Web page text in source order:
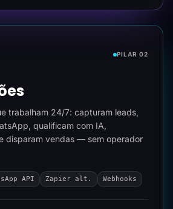
PILAR 02
trabalham 24/7: capturam leads,
qualificam com IA,
disparam vendas — sem operador
API Zapier alt. Webhooks